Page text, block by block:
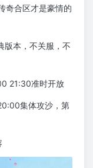
奇合区才是豪情的
版本，不关服，不
21:30准时开放
集体攻沙，第